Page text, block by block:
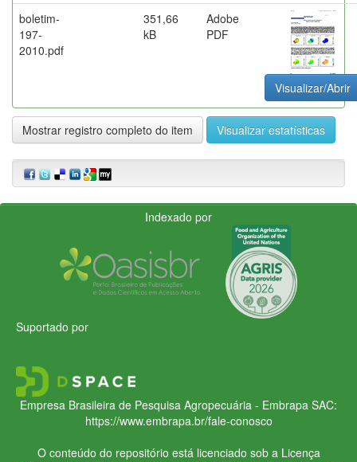
boletim-
197-
2010.pdf
351,66
kB
Adobe
PDF
Visualizar/Abrir
Mostrar registro completo do item Visualizar estatísticas
Indexado por
Suportado por
Empresa Brasileira de Pesquisa Agropecuária - Embrapa SAC:
https://www.embrapa.br/fale-conosco
O conteúdo do repositório está licenciado sob a Licença